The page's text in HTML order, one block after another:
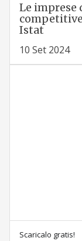
Le
Istat
10 Set 2024
Scaricalo gratis!